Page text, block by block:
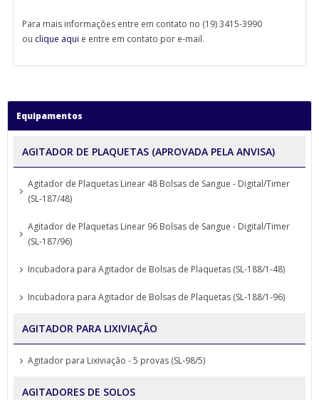
Para mais informações entre em contato no (19) 3415-3990
ou clique aqui e entre em contato por e-mail.
Equipamentos
AGITADOR DE PLAQUETAS (APROVADA PELA ANVISA)
Agitador de Plaquetas Linear 48 Bolsas de Sangue - Digital/Timer
(SL-187/48)
Agitador de Plaquetas Linear 96 Bolsas de Sangue - Digital/Timer
(SL-187/96)
Incubadora para Agitador de Bolsas de Plaquetas (SL-188/1-48)
Incubadora para Agitador de Bolsas de Plaquetas (SL-188/1-96)
AGITADOR PARA LIXIVIAÇÃO
Agitador para Lixiviação - 5 provas (SL-98/5)
AGITADORES DE SOLOS